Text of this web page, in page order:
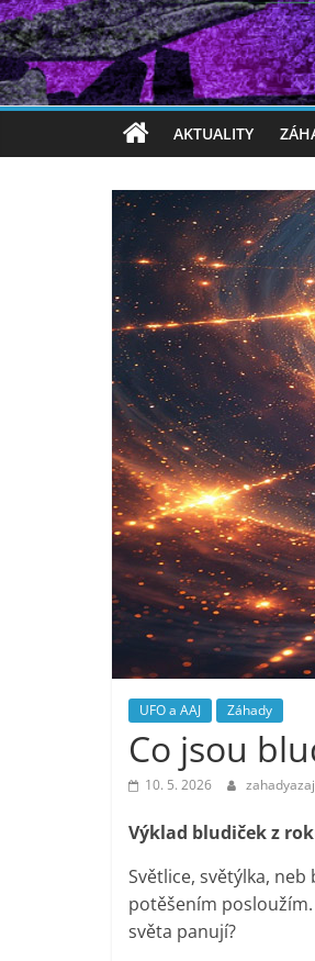
AKTUALITY
UFO a AAJ Záhady
Co jsou
10. 5. 2026
Výklad bludiček z
Světlice, světýlka,
potěšením
světa panují?